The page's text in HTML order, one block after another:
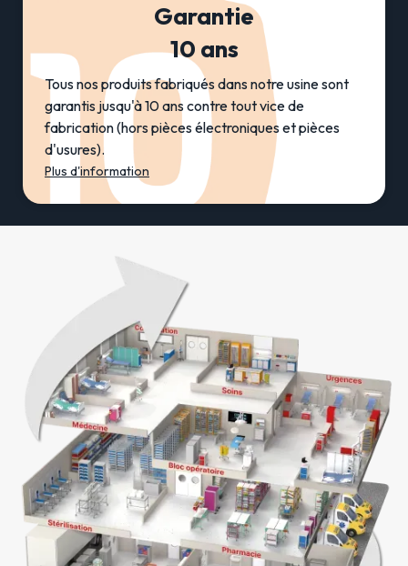
Garantie
10 ans
Tous nos produits fabriqués dans notre usine sont
garantis jusqu'à 10 ans contre tout vice de
fabrication (hors pièces électroniques et pièces
d'usures).
Plus d'information